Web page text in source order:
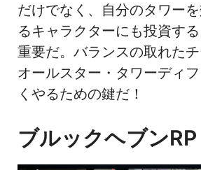
だけでなく、自分のタワー
るキャラクターにも投資す
重要だ。バランスの取れたチ
オールスター・タワーディ
くやるための鍵だ！
ブルックヘブンRP